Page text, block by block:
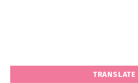
TRANSLATE